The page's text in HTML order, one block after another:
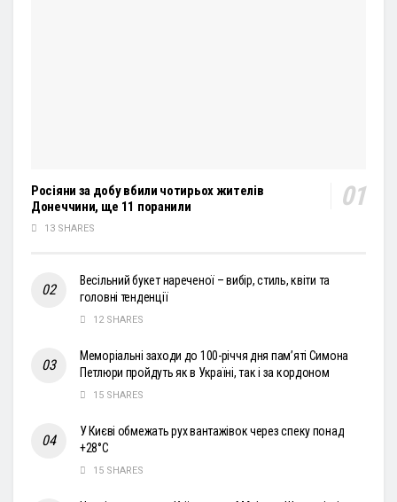
Росіяни за добу вбили чотирьох жителів
Донеччини, ще 11 поранили
13 SHARES
Весільний букет нареченої – вибір, стиль, квіти та
головні тенденції
12 SHARES
Меморіальні заходи до 100-річчя дня пам’яті Симона
Петлюри пройдуть як в Україні, так і за кордоном
15 SHARES
У Києві обмежать рух вантажівок через спеку понад
+28°С
15 SHARES